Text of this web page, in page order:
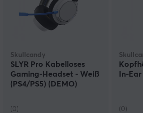
Skullcandy
SLYR Pro Kabelloses
Gaming-Headset - Weiß
(PS4/PS5) (DEMO)
(0)
In-
(0)